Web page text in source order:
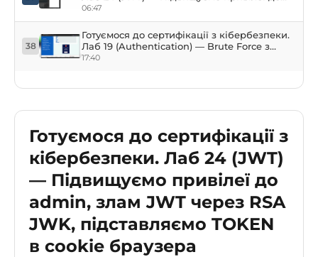
Готуємося до сертифікації з
кібербезпеки. Лаб 24 (JWT)
— Підвищуємо привілеї до
admin, злам JWT через RSA
JWK, підставляємо TOKEN
в cookie браузера
admin, злам JWT через RSA JWK,
підставляємо TOKEN в cookie браузера
06:47
38
Готуємося до сертифікації з кібербезпеки.
Лаб 19 (Authentication) — Brute Force з
вимірюванням часу відповіді. Безлімітний
17:40